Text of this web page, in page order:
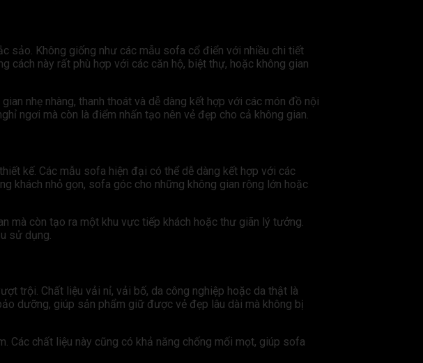
sảo. Không giống như các mẫu sofa cổ điển với nhiều chi tiết
cách này rất phù hợp với các căn hộ, biệt thự, hoặc không gian
nhẹ nhàng, thanh thoát và dễ dàng kết hợp với các món đồ nội
ngơi mà còn là điểm nhấn tạo nên vẻ đẹp cho cả không gian.
kế. Các mẫu sofa hiện đại có thể dễ dàng kết hợp với các
khách nhỏ gọn, sofa góc cho những không gian rộng lớn hoặc
mà còn tạo ra một khu vực tiếp khách hoặc thư giãn lý tưởng.
sử dụng.
trội. Chất liệu vải nỉ, vải bố, da công nghiệp hoặc da thật là
dưỡng, giúp sản phẩm giữ được vẻ đẹp lâu dài mà không bị
chất liệu này cũng có khả năng chống mối mọt, giúp sofa